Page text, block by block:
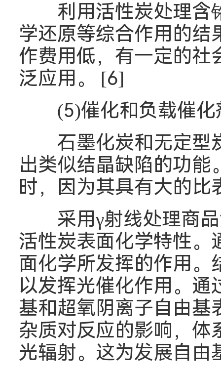
利用活性炭处理含铬
学还原等综合作用的结
作费用低，有一定的社
泛应用。 [6]
(5)催化和负载催化
石墨化炭和无定型炭
出类似结晶缺陷的功
时，因为其具有大的
采用γ射线处理商品
活性炭表面化学特性。
面化学所发挥的作用。
以发挥光催化作用。
基和超氧阴离子自由基
杂质对反应的影响，体
光辐射。这为发展自由